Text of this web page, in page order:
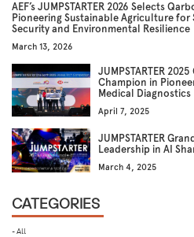
AEF’s JUMPSTARTER 2026 Selects
Pioneering Sustainable Agriculture for
Security and Environmental Resilience
March 13, 2026
JUMPSTARTER
Champion in
Medical Diagnostics
April 7, 2025
JUMPSTARTER
Leadership in AI
March 4, 2025
CATEGORIES
- All